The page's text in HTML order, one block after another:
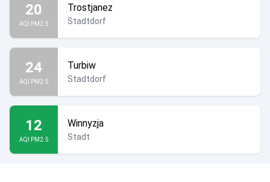
20
AQI PM2.5
Trostjanez
Stadtdorf
24
AQI PM2.5
Turbiw
Stadtdorf
12
AQI PM2.5
Winnyzja
Stadt